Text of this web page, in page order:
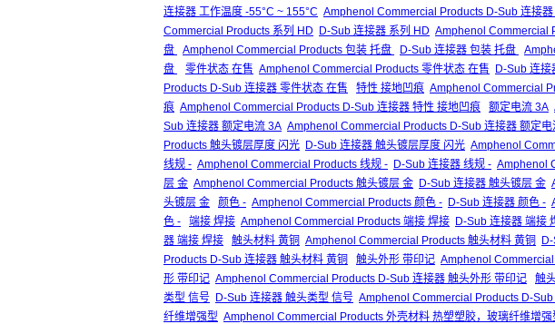
连接器 工作温度 -55°C ~ 155°C Amphenol Commercial Products D-Sub 连接器
Commercial Products 系列 HD
D-Sub 连接器 系列 HD Amphenol Commercial
盘
Amphenol Commercial Products 包装 托盘 D-Sub 连接器 包装 托盘
盘
零件状态 在售 Amphenol Commercial Products 零件状态 在售 D-Sub 连接
Products D-Sub 连接器 零件状态 在售
特性 接地凹痕 Amphenol Commercial
痕 Amphenol Commercial Products D-Sub 连接器 特性 接地凹痕 额定电流 3A
Sub 连接器 额定电流 3A Amphenol Commercial Products D-Sub 连接器 额定电
Products 触头镀层厚度 闪光 D-Sub 连接器 触头镀层厚度 闪光 Amphenol
线规 - Amphenol Commercial Products 线规 - D-Sub 连接器 线规 - Amphenol
层 金 Amphenol Commercial Products 触头镀层 金 D-Sub 连接器 触头镀层 金
头镀层 金
颜色 - Amphenol Commercial Products 颜色 - D-Sub 连接器 颜色 -
色 -
端接 焊接 Amphenol Commercial Products 端接 焊接 D-Sub 连接器 端接
器 端接 焊接
触头材料 黄铜 Amphenol Commercial Products 触头材料 黄铜
Products D-Sub 连接器 触头材料 黄铜
触头外形 带印记 Amphenol
形 带印记 Amphenol Commercial Products D-Sub 连接器 触头外形 带印记 触
类型 信号 D-Sub 连接器 触头类型 信号 Amphenol Commercial Products D-
纤维增强型 Amphenol Commercial Products 外壳材料 热塑塑胶，玻璃纤维增强